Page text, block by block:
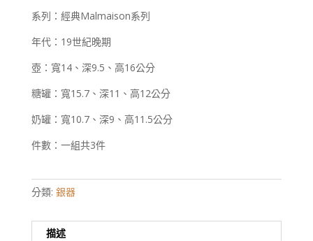
系列：經典Malmaison系列
年代：19世紀晚期
壺：寬14、深9.5、高16公分
糖罐：寬15.7、深11、高12公分
奶罐：寬10.7、深9、高11.5公分
件數：一組共3件
分類: 銀器
描述